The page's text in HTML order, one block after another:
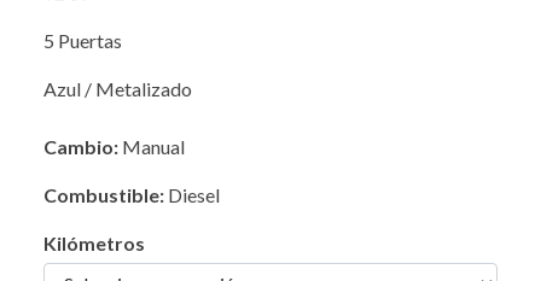
5 Puertas
Azul / Metalizado
Cambio: Manual
Combustible: Diesel
Kilómetros